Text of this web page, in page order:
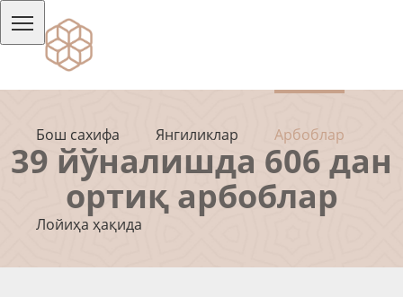
Бош сахифа Янгиликлар Арбоблар
Лойиҳа ҳақида
39 йўналишда 606 дан
ортиқ арбоблар